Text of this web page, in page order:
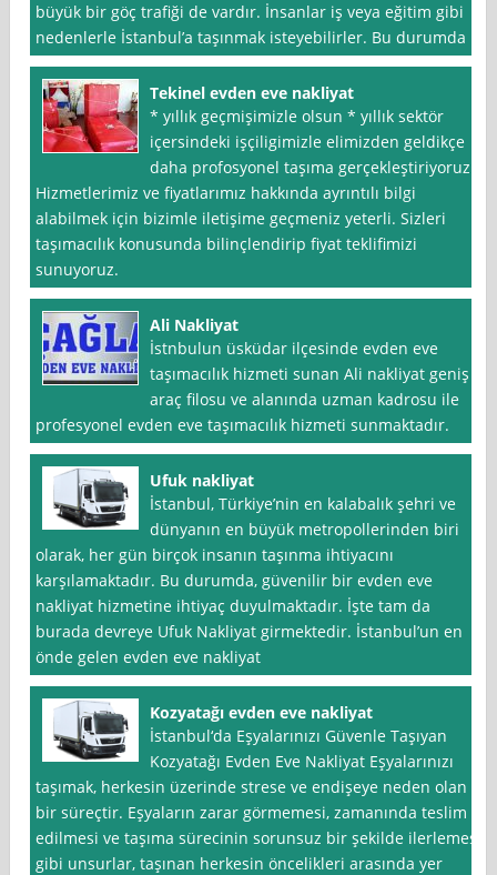
büyük bir göç trafiği de vardır. İnsanlar iş veya eğitim gibi
nedenlerle İstanbul’a taşınmak isteyebilirler. Bu durumda
Tekinel evden eve nakliyat
* yıllık geçmişimizle olsun * yıllık sektör
içersindeki işçiligimizle elimizden geldikçe
daha profosyonel taşıma gerçekleştiriyoruz.
Hizmetlerimiz ve fiyatlarımız hakkında ayrıntılı bilgi
alabilmek için bizimle iletişime geçmeniz yeterli. Sizleri
taşımacılık konusunda bilinçlendirip fiyat teklifimizi
sunuyoruz.
Ali Nakliyat
İstnbulun üsküdar ilçesinde evden eve
taşımacılık hizmeti sunan Ali nakliyat geniş
araç filosu ve alanında uzman kadrosu ile
profesyonel evden eve taşımacılık hizmeti sunmaktadır.
Ufuk nakliyat
İstanbul, Türkiye’nin en kalabalık şehri ve
dünyanın en büyük metropollerinden biri
olarak, her gün birçok insanın taşınma ihtiyacını
karşılamaktadır. Bu durumda, güvenilir bir evden eve
nakliyat hizmetine ihtiyaç duyulmaktadır. İşte tam da
burada devreye Ufuk Nakliyat girmektedir. İstanbul’un en
önde gelen evden eve nakliyat
Kozyatağı evden eve nakliyat
İstanbul‘da Eşyalarınızı Güvenle Taşıyan
Kozyatağı Evden Eve Nakliyat Eşyalarınızı
taşımak, herkesin üzerinde strese ve endişeye neden olan
bir süreçtir. Eşyaların zarar görmemesi, zamanında teslim
edilmesi ve taşıma sürecinin sorunsuz bir şekilde ilerlemesi
gibi unsurlar, taşınan herkesin öncelikleri arasında yer